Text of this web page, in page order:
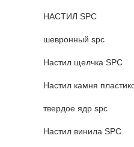
НАСТИЛ SPC
шевронный spc
Настил щелчка SPC
Настил камня
твердое ядр spc
Настил винила SPC